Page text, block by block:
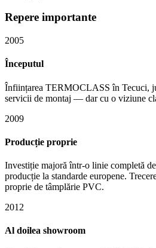
Repere importante
2005
Începutul
Înființarea TERMOCLASS în Tecuci,
servicii de montaj — dar cu o viziune
2009
Producție proprie
Investiție majoră într-o linie completă
producție la standarde europene.
proprie de tâmplărie PVC.
2012
Al doilea showroom